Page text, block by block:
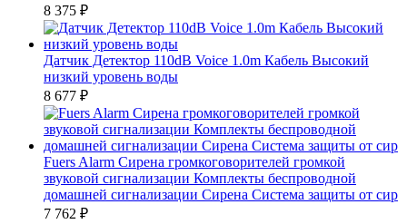
8 375 ₽
Датчик Детектор 110dB Voice 1.0m Кабель Высокий
низкий уровень воды
8 677 ₽
Fuers Alarm Сирена громкоговорителей громкой
звуковой сигнализации Комплекты беспроводной
домашней сигнализации Сирена Система защиты от сир
7 762 ₽